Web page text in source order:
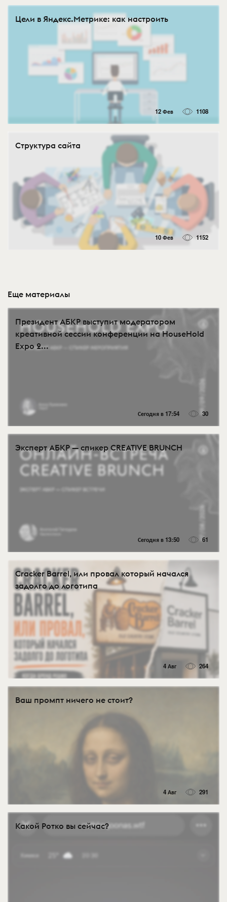
Цели в Яндекс.Метрике: как настроить
12 Фев 1108
Структура сайта
10 Фев 1152
Еще материалы
Президент АБКР выступит модератором
креативной сессии конференции на HouseHold
Expo 2...
Сегодня в 17:54 30
Эксперт АБКР — спикер CREATIVE BRUNCH
Сегодня в 13:50 61
Cracker Barrel, или провал который начался
задолго до логотипа
4 Авг 264
Ваш промпт ничего не стоит?
4 Авг 291
Какой Ротко вы сейчас?